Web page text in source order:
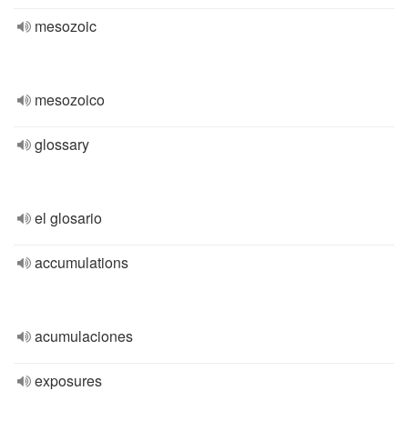
mesozoic
mesozoico
glossary
el glosario
accumulations
acumulaciones
exposures